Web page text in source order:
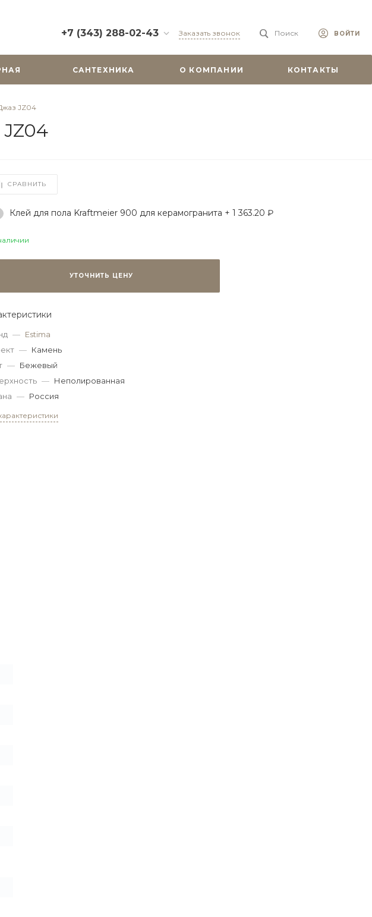
+7 (343) 288-02-43
г. Екатеринбург, ул.
Горького, д. 51
Заказать звонок Поиск ВОЙТИ
САНТЕХНИКА О КОМПАНИИ КОНТАКТЫ
JZ04
СРАВНИТЬ
Клей для пола Kraftmeier 900 для керамогранита + 1 363.20 ₽
УТОЧНИТЬ ЦЕНУ
— Estima
— Камень
— Бежевый
— Неполированная
— Россия